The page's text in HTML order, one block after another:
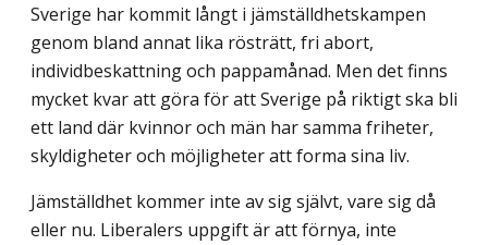
Sverige har kommit långt i jämställdhetskampen
genom bland annat lika rösträtt, fri abort,
individbeskattning och pappamånad. Men det finns
mycket kvar att göra för att Sverige på riktigt ska bli
ett land där kvinnor och män har samma friheter,
skyldigheter och möjligheter att forma sina liv.
Jämställdhet kommer inte av sig självt, vare sig då
eller nu. Liberalers uppgift är att förnya, inte